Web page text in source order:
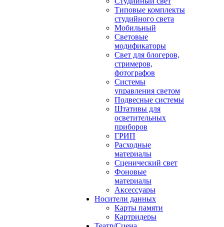
Типовые комплекты
студийного света
Мобильный
Световые
модификаторы
Свет для блогеров,
стримеров,
фотографов
Системы
управления светом
Подвесные системы
Штативы для
осветительных
приборов
ГРИП
Расходные
материалы
Сценический свет
Фоновые
материалы
Аксессуары
Носители данных
Карты памяти
Картридеры